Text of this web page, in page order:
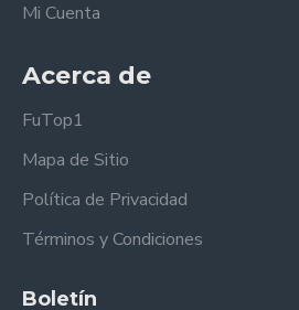
Mi Cuenta
Acerca de
FuTop1
Mapa de Sitio
Política de Privacidad
Términos y Condiciones
Boletín